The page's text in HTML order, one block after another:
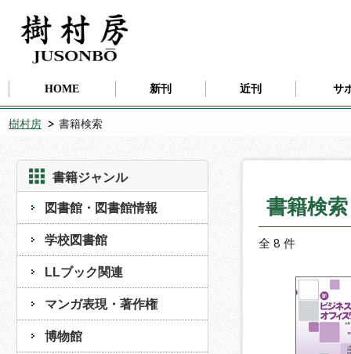
HOME 新刊 近刊 サ
樹村房 書籍検索
書籍ジャンル
図書館・図書館情報
学校図書館
LLブック関連
マンガ表現・著作権
博物館
書籍検
全 8 件